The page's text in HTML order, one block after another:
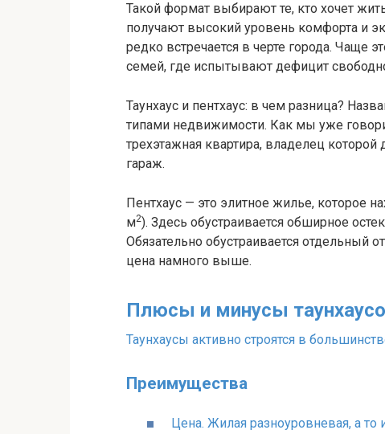
Такой формат выбирают те, кто хочет
получают высокий уровень комфорта и
редко встречается в черте города. Чаще
семей, где испытывают дефицит
Таунхаус и пентхаус: в чем разница?
типами недвижимости. Как мы уже
трехэтажная квартира, владелец
гараж.
Пентхаус — это элитное жилье, которое
м2). Здесь обустраивается обширное
Обязательно обустраивается отдельный
цена намного выше.
Плюсы и минусы
Таунхаусы активно строятся в
Преимущества
Цена. Жилая разноуровневая, а